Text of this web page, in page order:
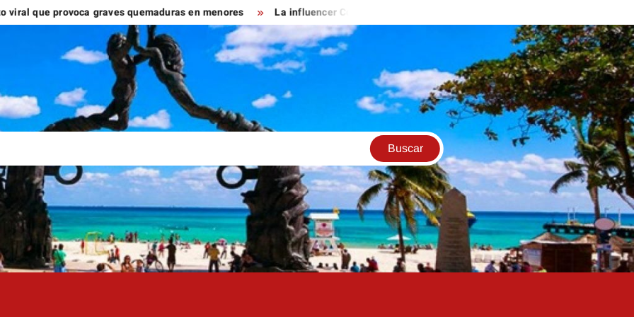
provoca graves quemaduras en menores La influencer Courtney Clenney acepta que privo de la vida a su novio tras temer